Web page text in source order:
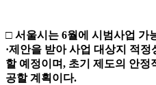
□ 서울시는 6월에 시범사업 가
·제안을 받아 사업 대상지 적
할 예정이며, 초기 제도의 안정
공할 계획이다.